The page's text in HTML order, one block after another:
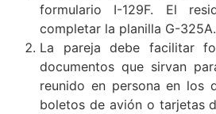
formulario I-129F. El
completar la planilla G-325A.
La pareja debe facilitar
documentos que sirvan
reunido en persona en los
boletos de avión o tarjetas